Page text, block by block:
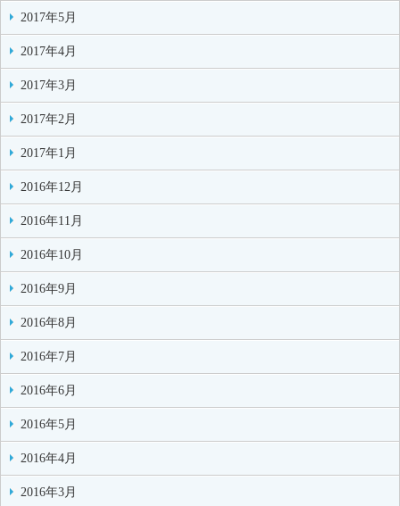
2017年5月
2017年4月
2017年3月
2017年2月
2017年1月
2016年12月
2016年11月
2016年10月
2016年9月
2016年8月
2016年7月
2016年6月
2016年5月
2016年4月
2016年3月